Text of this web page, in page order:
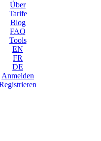
Über
Tarife
Blog
FAQ
Tools
EN
FR
DE
Anmelden